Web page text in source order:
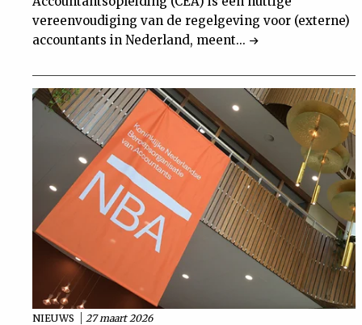
vereenvoudiging van de regelgeving voor (externe)
accountants in Nederland, meent...
NIEUWS 27 maart 2026